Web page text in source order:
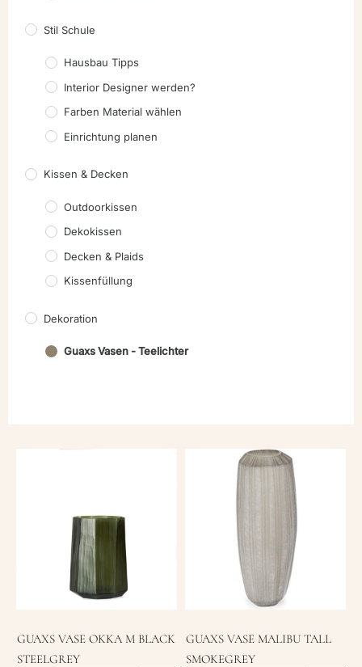
GUAXS VASE OKKA M BLACK
STEELGREY
GUAXS VASE MALIBU TALL
SMOKEGREY
Stil Schule
Hausbau Tipps
Interior Designer werden?
Farben Material wählen
Einrichtung planen
Kissen & Decken
Outdoorkissen
Dekokissen
Decken & Plaids
Kissenfüllung
Dekoration
Guaxs Vasen - Teelichter